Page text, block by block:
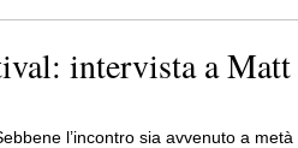
intervista a Matt
l’incontro sia avvenuto a metà